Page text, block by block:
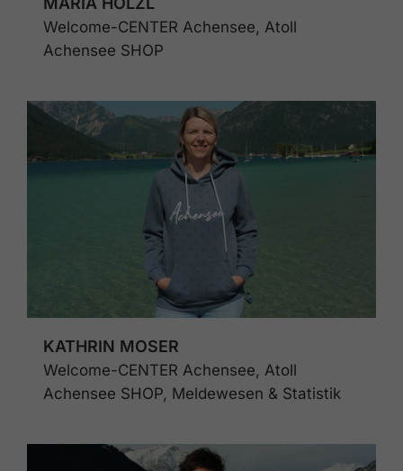
Welcome-CENTER Achensee, Atoll
Achensee SHOP
KATHRIN MOSER
Welcome-CENTER Achensee, Atoll
Achensee SHOP, Meldewesen & Statistik